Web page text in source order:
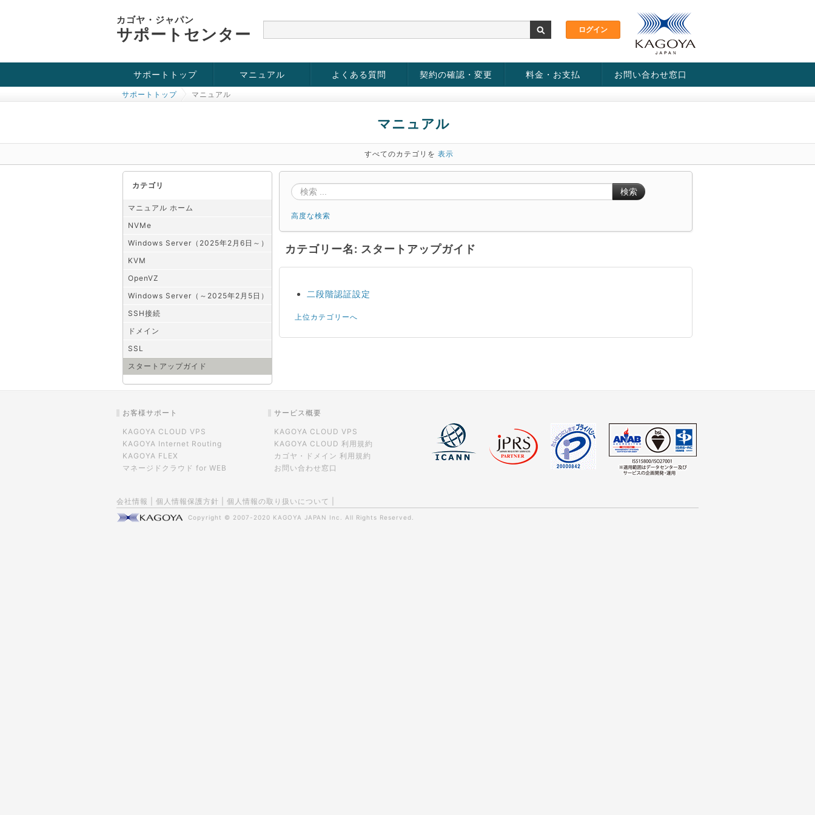
カゴヤ・ジャパン
サポートセンター
サポートトップ
お役立ち情報
チュートリアル
障害・メンテナンス情報
マニュアル
KVM
OpenVZ
Windows Server
SSH接続
ドメイン
SSL
よくある質問 契約の確認・変更 料金・お支払 お問い合わせ窓口
サポートトップ マニュアル
マニュアル
すべてのカテゴリを 表示
カテゴリ
マニュアル ホーム
NVMe
Windows Server（2025年2月6日～）
KVM
OpenVZ
Windows Server（～2025年2月5日）
SSH接続
ドメイン
SSL
スタートアップガイド
検索
高度な検索
カテゴリー名: スタートアップガイド
二段階認証設定
上位カテゴリーへ
お客様サポート
KAGOYA CLOUD VPS
KAGOYA Internet Routing
KAGOYA FLEX
マネージドクラウド for WEB
サービス概要
KAGOYA CLOUD VPS
KAGOYA CLOUD 利用規約
カゴヤ・ドメイン 利用規約
お問い合わせ窓口
会社情報 個人情報保護方針 個人情報の取り扱いについて
Copyright © 2007-2020 KAGOYA JAPAN Inc. All Rights Reserved.